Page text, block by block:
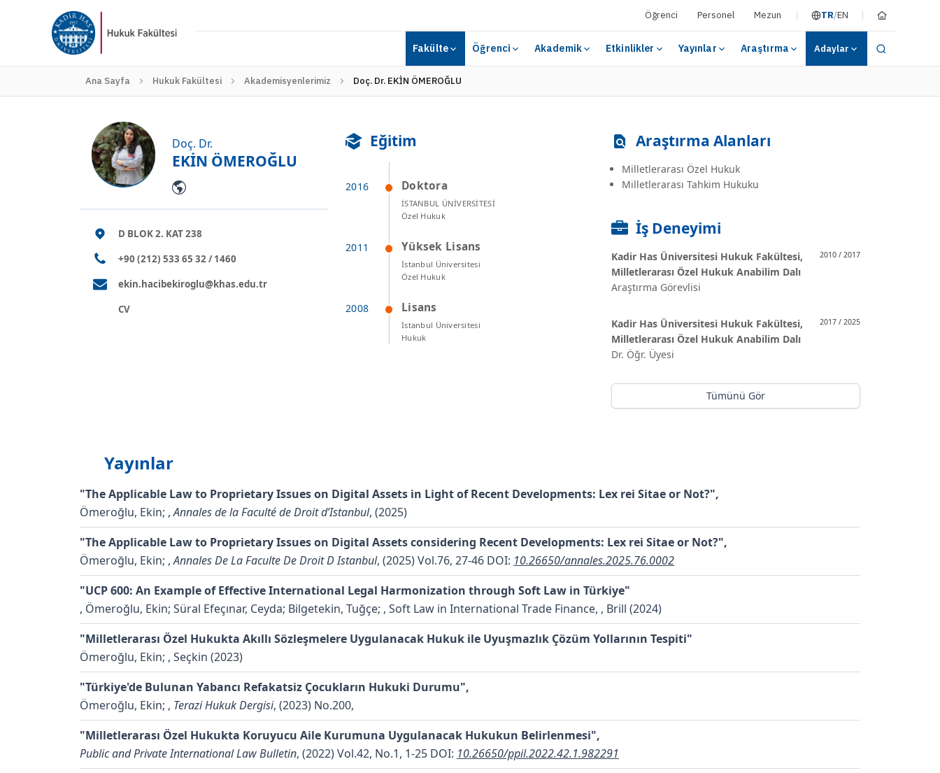
Öğrenci Personel Mezun TR/EN
Fakülte Öğrenci Akademik Etkinlikler Yayınlar Araştırma Adaylar
Ana Sayfa Hukuk Fakültesi Akademisyenlerimiz Doç. Dr. EKİN ÖMEROĞLU
Doç. Dr.
EKİN ÖMEROĞLU
D BLOK 2. KAT 238
+90 (212) 533 65 32 / 1460
ekin.hacibekiroglu@khas.edu.tr
CV
Eğitim
Doktora
İSTANBUL ÜNİVERSİTESİ
Özel Hukuk
Yüksek Lisans
İstanbul Üniversitesi
Özel Hukuk
Lisans
İstanbul Üniversitesi
Hukuk
Araştırma Alanları
Milletlerarası Özel Hukuk
Milletlerarası Tahkim Hukuku
İş Deneyimi
2010 / 2017
Kadir Has Üniversitesi Hukuk Fakültesi,
Milletlerarası Özel Hukuk Anabilim Dalı
Araştırma Görevlisi
2017 / 2025
Kadir Has Üniversitesi Hukuk Fakültesi,
Milletlerarası Özel Hukuk Anabilim Dalı
Dr. Öğr. Üyesi
Tümünü Gör
Yayınlar
"The Applicable Law to Proprietary Issues on Digital Assets in Light of Recent Developments: Lex rei Sitae or Not?",
Ömeroğlu, Ekin; ,Annales de la Faculté de Droit d’Istanbul, (2025)
"The Applicable Law to Proprietary Issues on Digital Assets considering Recent Developments: Lex rei Sitae or Not?",
Ömeroğlu, Ekin; ,Annales De La Faculte De Droit D Istanbul, (2025) Vol.76, 27-46 DOI: 10.26650/annales.2025.76.0002
"UCP 600: An Example of Effective International Legal Harmonization through Soft Law in Türkiye"
, Ömeroğlu, Ekin; Süral Efeçınar, Ceyda; Bilgetekin, Tuğçe; , Soft Law in International Trade Finance, , Brill (2024)
"Milletlerarası Özel Hukukta Akıllı Sözleşmelere Uygulanacak Hukuk ile Uyuşmazlık Çözüm Yollarının Tespiti"
Ömeroğlu, Ekin; , Seçkin (2023)
"Türkiye'de Bulunan Yabancı Refakatsiz Çocukların Hukuki Durumu",
Ömeroğlu, Ekin; , Terazi Hukuk Dergisi, (2023) No.200,
"Milletlerarası Özel Hukukta Koruyucu Aile Kurumuna Uygulanacak Hukukun Belirlenmesi",
Public and Private International Law Bulletin, (2022) Vol.42, No.1, 1-25 DOI: 10.26650/ppil.2022.42.1.982291